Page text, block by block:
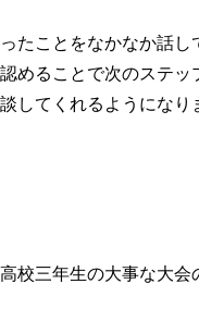
たことをなかなか話し
めることで次のステッ
してくれるようになり
校三年生の大事な大会